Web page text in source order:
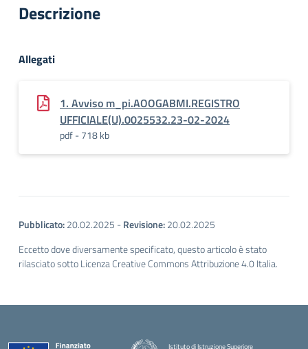
Descrizione
Allegati
1. Avviso m_pi.AOOGABMI.REGISTRO
UFFICIALE(U).0025532.23-02-2024
pdf - 718 kb
Pubblicato:20.02.2025 -Revisione:20.02.2025
Eccetto dove diversamente specificato, questo articolo è stato
rilasciato sotto Licenza Creative Commons Attribuzione 4.0 Italia.
Istituto di Istruzione Superiore